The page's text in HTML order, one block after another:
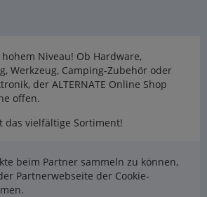
Niveau! Ob Hardware,
Werkzeug, Camping-Zubehör oder
der ALTERNATE Online Shop
offen.
das vielfältige Sortiment!
beim Partner sammeln zu können,
Partnerwebseite der Cookie-